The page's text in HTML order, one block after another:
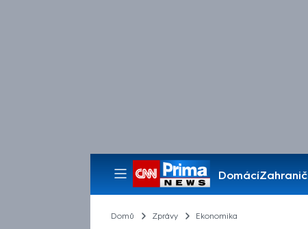
Domácí
Pořady
Domů Zprávy Ekonomika